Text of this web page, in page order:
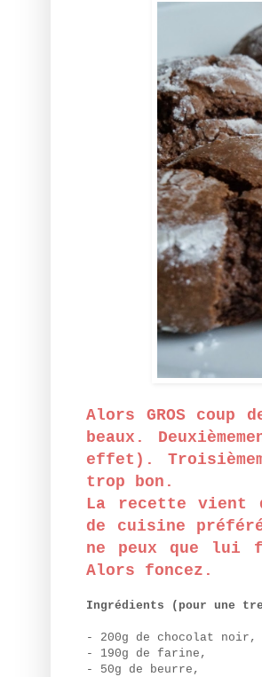
Alors GROS
beaux.
effet).
trop bon.
La recette vient
de cuisine
ne peux que lui
Alors foncez.
Ingrédients (pour une
- 200g de chocolat noir,
- 190g de farine,
- 50g de beurre,